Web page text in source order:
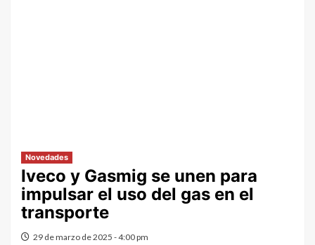
Novedades
Iveco y Gasmig se unen para
impulsar el uso del gas en el
transporte
29 de marzo de 2025 - 4:00 pm